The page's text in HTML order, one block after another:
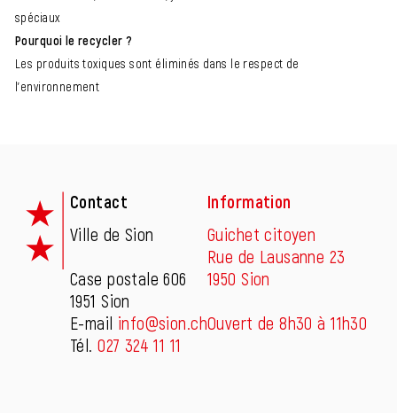
spéciaux
Pourquoi le recycler ?
Les produits toxiques sont éliminés dans le respect de
l'environnement
Contact
Ville de Sion
Case postale 606
1951 Sion
E-mail info@sion.ch
Tél.027 324 11 11
Information
Guichet citoyen
Rue de Lausanne 23
1950 Sion
Ouvert de 8h30 à 11h30